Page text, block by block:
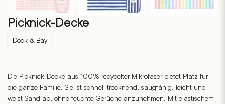
Picknick-Decke
Dock & Bay
Die Picknick-Decke aus 100% recycelter Mikrofaser bietet Platz für
die ganze Familie. Sie ist schnell trocknend, saugfähig, leicht und
weist Sand ab, ohne feuchte Gerüche anzunehmen. Mit elastischem